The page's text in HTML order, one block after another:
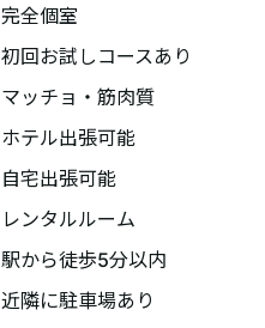
完全個室
初回お試しコースあり
マッチョ・筋肉質
ホテル出張可能
自宅出張可能
レンタルルーム
駅から徒歩5分以内
近隣に駐車場あり